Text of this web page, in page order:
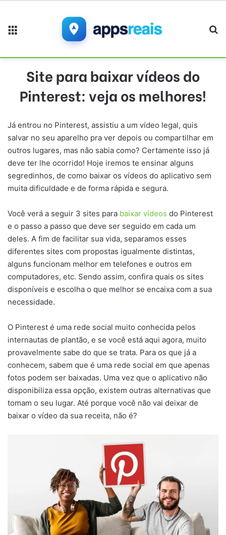
Site para baixar vídeos do
Pinterest: veja os melhores!
Já entrou no Pinterest, assistiu a um vídeo legal, quis
salvar no seu aparelho pra ver depois ou compartilhar em
outros lugares, mas não sabia como? Certamente isso já
deve ter lhe ocorrido! Hoje iremos te ensinar alguns
segredinhos, de como baixar os vídeos do aplicativo sem
muita dificuldade e de forma rápida e segura.
Você verá a seguir 3 sites para baixar vídeos do Pinterest
e o passo a passo que deve ser seguido em cada um
deles. A fim de facilitar sua vida, separamos esses
diferentes sites com propostas igualmente distintas,
alguns funcionam melhor em telefones e outros em
computadores, etc. Sendo assim, confira quais os sites
disponíveis e escolha o que melhor se encaixa com a sua
necessidade.
O Pinterest é uma rede social muito conhecida pelos
internautas de plantão, e se você está aqui agora, muito
provavelmente sabe do que se trata. Para os que já a
conhecem, sabem que é uma rede social em que apenas
fotos podem ser baixadas. Uma vez que o aplicativo não
disponibiliza essa opção, existem outras alternativas que
tomam o seu lugar. Até porque você não vai deixar de
baixar o vídeo da sua receita, não é?